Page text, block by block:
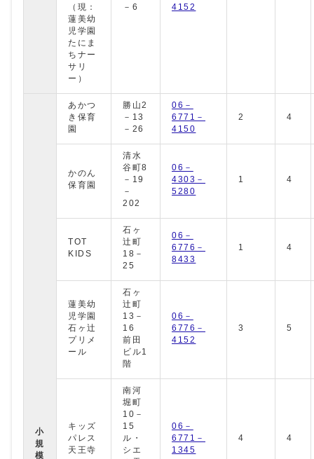
（現：
蓮美幼
児学園
たにま
ちナー
サリ
ー）
－6
4152
小
規
模
あかつ
き保育
園
勝山2
－13
－26
06－
6771－
4150
2 4
かのん
保育園
清水
谷町8
－19
－
202
06－
4303－
5280
1 4
TOT
KIDS
石ヶ
辻町
18－
25
06－
6776－
8433
1 4
蓮美幼
児学園
石ヶ辻
プリメ
ール
石ヶ
辻町
13－
16
前田
ビル1
階
06－
6776－
4152
3 5
キッズ
パレス
天王寺
南河
堀町
10－
15
ル・
シエ
06－
6771－
1345
4 4